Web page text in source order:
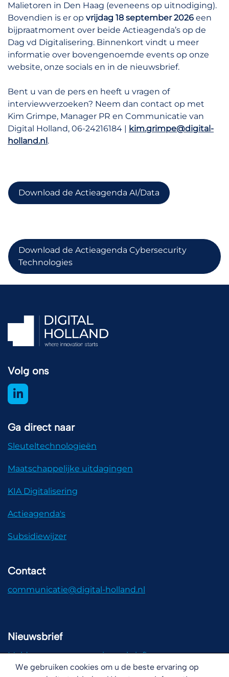
We gebruiken cookies om u de beste ervaring op
Malietoren in Den Haag (eveneens op uitnodiging).
Bovendien is er op vrijdag 18 september 2026 een
bijpraatmoment over beide Actieagenda’s op de
Dag vd Digitalisering. Binnenkort vindt u meer
informatie over bovengenoemde events op onze
website, onze socials en in de nieuwsbrief.
Bent u van de pers en heeft u vragen of
interviewverzoeken? Neem dan contact op met
Kim Grimpe, Manager PR en Communicatie van
Digital Holland, 06-24216184 | kim.grimpe@digital-
holland.nl.
Download de Actieagenda AI/Data
Download de Actieagenda Cybersecurity
Technologies
Volg ons
Ga direct naar
Sleuteltechnologieën
Maatschappelijke uitdagingen
KIA Digitalisering
Actieagenda's
Subsidiewijzer
Contact
communicatie@digital-holland.nl
Nieuwsbrief
Meld u aan voor onze nieuwsbrief!